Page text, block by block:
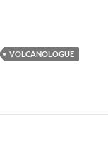
VOLCANOLOGUE